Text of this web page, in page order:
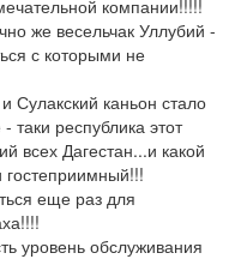
компании!!!!!
же весельчак Уллубий -
с которыми не
Сулакский каньон стало
таки республика этот
всех Дагестан...и какой
гостеприимный!!!
еще раз для
уровень обслуживания